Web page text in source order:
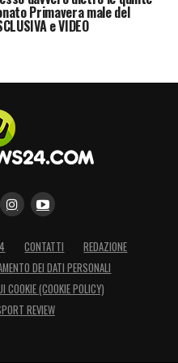
ai risultati. Il
INTEGRALE SU
24
Primavera male del
e VIDEO
CONTATTI
REDAZIONE
DEI DATI PERSONALI
COOKIE (COOKIE POLICY)
REVIEW